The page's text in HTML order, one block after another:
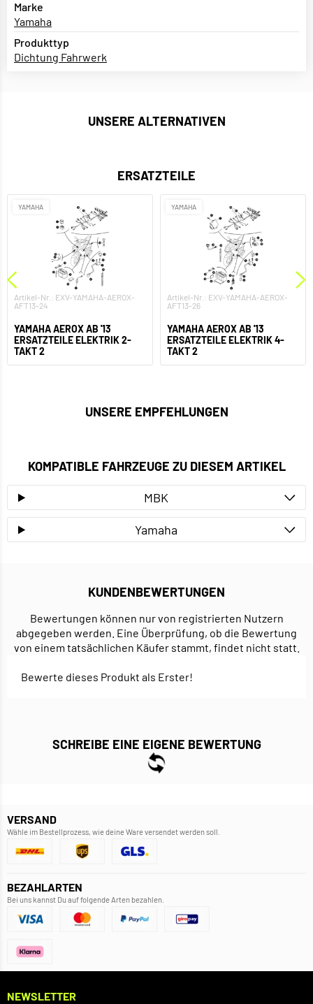
Marke
Yamaha
Produkttyp
Dichtung Fahrwerk
UNSERE ALTERNATIVEN
ERSATZTEILE
YAMAHA
Artikel-Nr.: EXV-YAMAHA-AEROX-
AFT13-24
YAMAHA AEROX AB '13
ERSATZTEILE ELEKTRIK 2-
TAKT 2
YAMAHA
Artikel-Nr.: EXV-YAMAHA-AEROX-
AFT13-26
YAMAHA AEROX AB '13
ERSATZTEILE ELEKTRIK 4-
TAKT 2
UNSERE EMPFEHLUNGEN
KOMPATIBLE FAHRZEUGE ZU DIESEM ARTIKEL
MBK
Yamaha
KUNDENBEWERTUNGEN
Bewertungen können nur von registrierten Nutzern
abgegeben werden. Eine Überprüfung, ob die Bewertung
von einem tatsächlichen Käufer stammt, findet nicht statt.
Bewerte dieses Produkt als Erster!
SCHREIBE EINE EIGENE BEWERTUNG
VERSAND
Wähle im Bestellprozess, wie deine Ware versendet werden soll.
BEZAHLARTEN
Bei uns kannst Du auf folgende Arten bezahlen.
NEWSLETTER